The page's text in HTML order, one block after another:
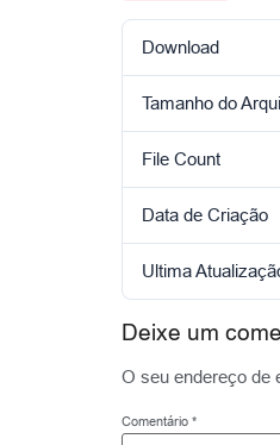
Download
Tamanho do
File Count
Data de Criação
Ultima
Deixe um
O seu endereço de
Comentário *